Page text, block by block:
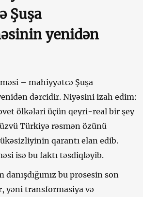
Şuşa
yenidən
– mahiyyətcə Şuşa
dərcidir. Niyəsini izah edim:
ölkələri üçün qeyri-real bir şey
Türkiyə rəsmən özünü
qarantı elan edib.
isə bu faktı təsdiqləyib.
bu prosesin son
yəni transformasiya və